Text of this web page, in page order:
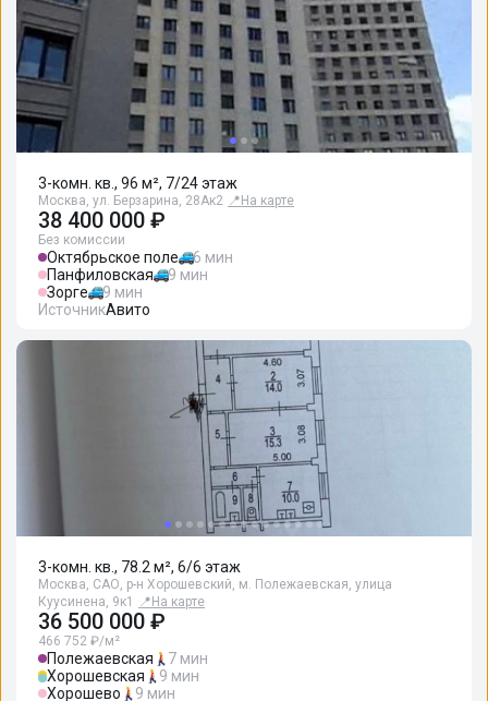
3-комн. кв., 96 м², 7/24 этаж
Москва, ул. Берзарина, 28Ак2 📍 На карте
38 400 000 ₽
Без комиссии
Октябрьское поле
6 мин
Панфиловская
9 мин
Зорге
9 мин
ИсточникАвито
3-комн. кв., 78.2 м², 6/6 этаж
Москва, САО, р-н Хорошевский, м. Полежаевская, улица
Куусинена, 9к1
📍 На карте
36 500 000 ₽
466 752 ₽/м²
Полежаевская
7 мин
Хорошевская
9 мин
Хорошево
9 мин